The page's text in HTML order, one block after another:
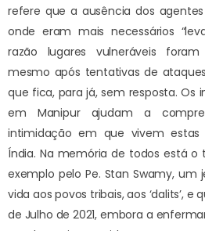
refere que a ausência dos
onde eram mais necessários
razão lugares vulneráveis foram
mesmo após tentativas de
que fica, para já, sem resposta. Os
em Manipur ajudam a
intimidação em que vivem estas
Índia. Na memória de todos está o
exemplo pelo Pe. Stan Swamy,
vida aos povos tribais, aos ‘dalits’, e
de Julho de 2021, embora a